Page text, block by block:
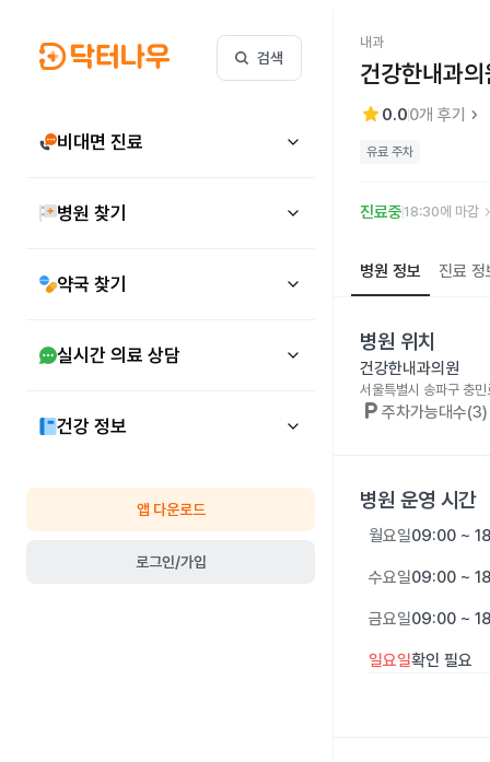
검색
비대면 진료
병원 찾기
약국 찾기
실시간 의료 상담
건강 정보
앱 다운로드
로그인/가입
내과
건강한내과의
star 0.00개 후기 keyboard_arrow_right
유료 주차
진료중 18:30에 마감
병원 정보 진료 정
병원 위치
건강한내과의원
서울특별시 송파구 충
local_parking 주차가능대수(3)
병원 운영 시간
월요일09:00 ~
수요일09:00 ~
금요일09:00 ~
일요일확인 필요